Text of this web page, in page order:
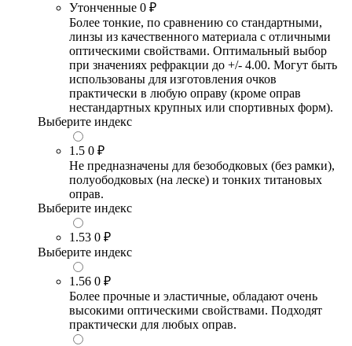
Утонченные 0 ₽
Более тонкие, по сравнению со стандартными,
линзы из качественного материала с отличными
оптическими свойствами. Оптимальный выбор
при значениях рефракции до +/- 4.00. Могут быть
использованы для изготовления очков
практически в любую оправу (кроме оправ
нестандартных крупных или спортивных форм).
Выберите индекс
1.5 0 ₽
Не предназначены для безободковых (без рамки),
полуободковых (на леске) и тонких титановых
оправ.
Выберите индекс
1.53 0 ₽
Выберите индекс
1.56 0 ₽
Более прочные и эластичные, обладают очень
высокими оптическими свойствами. Подходят
практически для любых оправ.